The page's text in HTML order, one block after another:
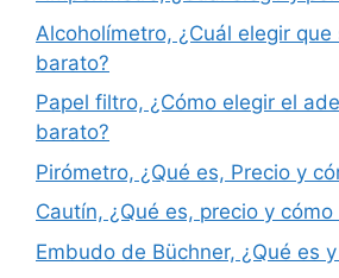
Alcoholímetro, ¿Cuál elegir
barato?
Papel filtro, ¿Cómo elegir el
barato?
Pirómetro, ¿Qué es, Precio y
Cautín, ¿Qué es, precio y cómo
Embudo de Büchner, ¿Qué es